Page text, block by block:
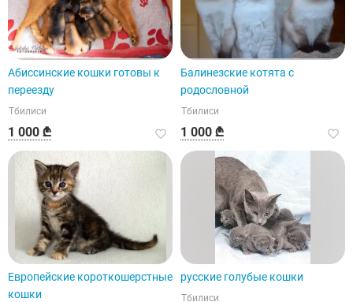
Абиссинские кошки готовы к
переезду
Тбилиси
1 000 ₾
Балинезские котята с
родословной
Тбилиси
1 000 ₾
Европейские короткошерстные
кошки
русские голубые кошки
Тбилиси